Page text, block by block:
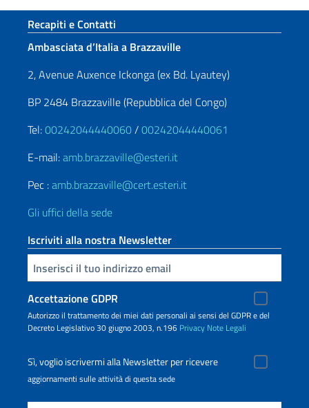
Sezione footer
Recapiti e Contatti
Ambasciata d’Italia a Brazzaville
2, Avenue Auxence Ickonga (ex Bd. Lyautey)
BP 2484 Brazzaville (Repubblica del Congo)
Tel:00242044440060/00242044440061
E-mail:amb.brazzaville@esteri.it
Pec :amb.brazzaville@cert.esteri.it
Gli uffici della sede
Iscriviti alla nostra Newsletter
Inserisci la tua email
Accettazione GDPR
Autorizzo il trattamento dei miei dati personali ai sensi del GDPR e del
Decreto Legislativo 30 giugno 2003, n.196 Privacy Note Legali
Sì, voglio iscrivermi alla Newsletter per ricevere
aggiornamenti sulle attività di questa sede